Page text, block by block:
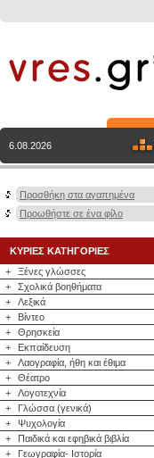
6.08.2026
Προσθήκη στα αγαπημένα
Προωθήστε σε ένα φίλο
ΚΥΡΙΕΣ ΚΑΤΗΓΟΡΙΕΣ
+
Ξένες γλώσσες
+
Σχολικά βοηθήματα
+
Λεξικά
+
Βίντεο
+
Θρησκεία
+
Εκπαίδευση
+
Λαογραφία, ήθη και έθιμα
+
Θέατρο
+
Λογοτεχνία
+
Γλώσσα (γενικά)
+
Ψυχολογία
+
Παιδικά και εφηβικά βιβλία
+
Γεωγραφία- Ιστορία